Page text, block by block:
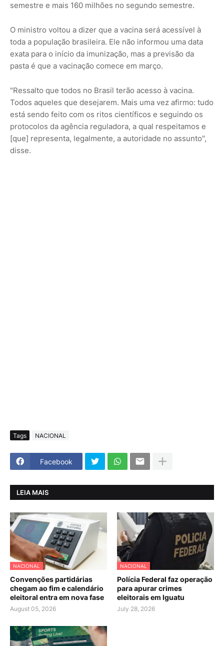
semestre e mais 160 milhões no segundo semestre.
O ministro voltou a dizer que a vacina será acessível à
toda a população brasileira. Ele não informou uma data
exata para o início da imunização, mas a previsão da
pasta é que a vacinação comece em março.
"Ressalto que todos no Brasil terão acesso à vacina.
Todos aqueles que desejarem. Mais uma vez afirmo: tudo
está sendo feito com os ritos científicos e seguindo os
protocolos da agência reguladora, a qual respeitamos e
[que] representa, legalmente, a autoridade no assunto",
disse.
Tags NACIONAL
Facebook
LEIA MAIS
NACIONAL
Convenções partidárias
chegam ao fim e calendário
eleitoral entra em nova fase
August 05, 2026
NACIONAL
Polícia Federal faz operação
para apurar crimes
eleitorais em Iguatu
July 28, 2026